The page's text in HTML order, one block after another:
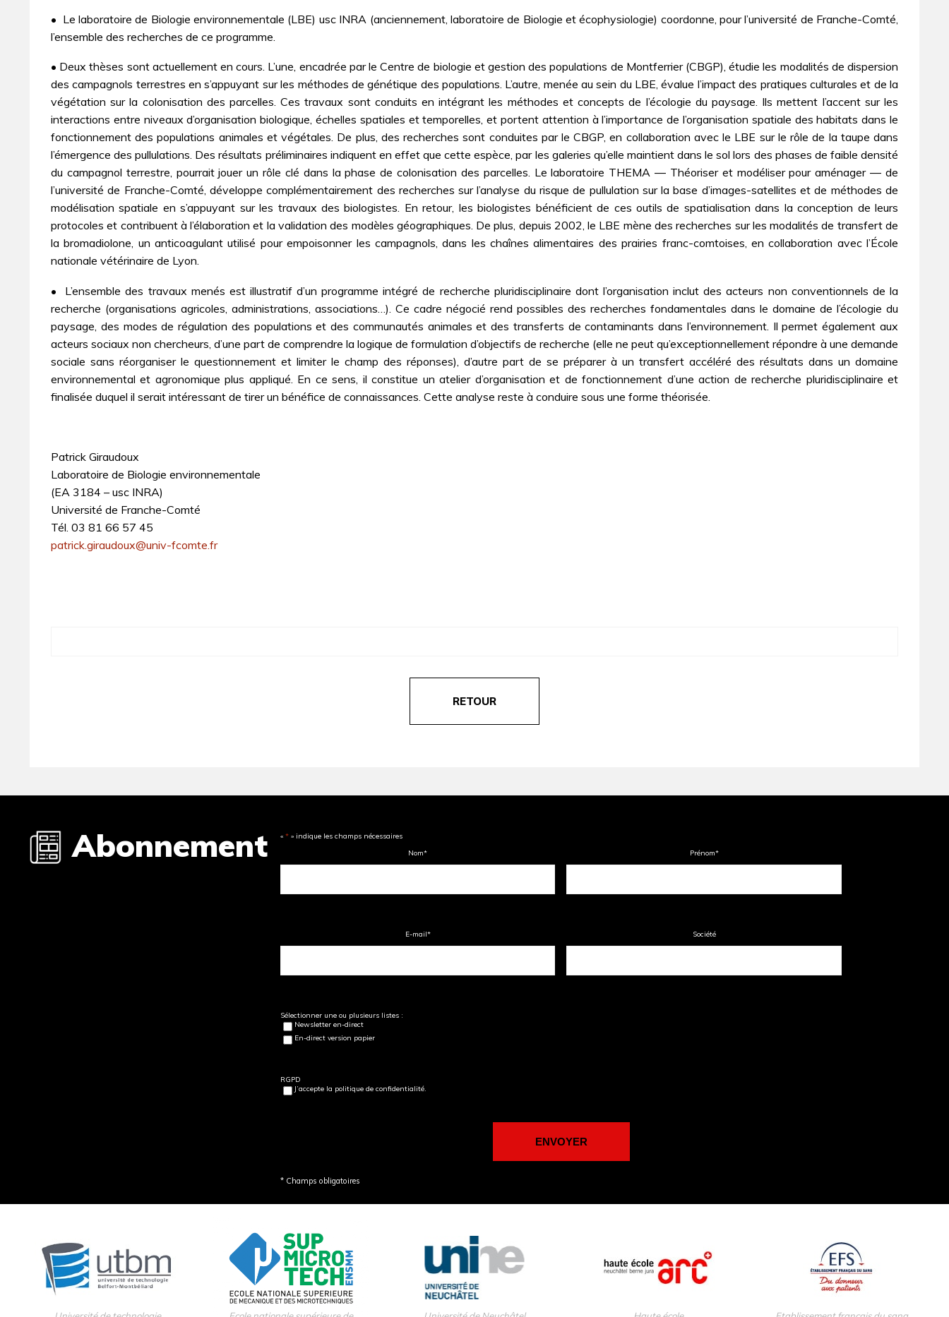
• Le laboratoire de Biologie environnementale (LBE) usc INRA (anciennement, laboratoire de Biologie et écophysiologie) coordonne, pour l’université de Franche-Comté,
l’ensemble des recherches de ce programme.
• Deux thèses sont actuellement en cours. L’une, encadrée par le Centre de biologie et gestion des populations de Montferrier (CBGP), étudie les modalités de dispersion
des campagnols terrestres en s’appuyant sur les méthodes de génétique des populations. L’autre, menée au sein du LBE, évalue l’impact des pratiques culturales et de la
végétation sur la colonisation des parcelles. Ces travaux sont conduits en intégrant les méthodes et concepts de l’écologie du paysage. Ils mettent l’accent sur les
interactions entre niveaux d’organisation biologique, échelles spatiales et temporelles, et portent attention à l’importance de l’organisation spatiale des habitats dans le
fonctionnement des populations animales et végétales. De plus, des recherches sont conduites par le CBGP, en collaboration avec le LBE sur le rôle de la taupe dans
l’émergence des pullulations. Des résultats préliminaires indiquent en effet que cette espèce, par les galeries qu’elle maintient dans le sol lors des phases de faible densité
du campagnol terrestre, pourrait jouer un rôle clé dans la phase de colonisation des parcelles. Le laboratoire THEMA ― Théoriser et modéliser pour aménager ― de
l’université de Franche-Comté, développe complémentairement des recherches sur l’analyse du risque de pullulation sur la base d’images-satellites et de méthodes de
modélisation spatiale en s’appuyant sur les travaux des biologistes. En retour, les biologistes bénéficient de ces outils de spatialisation dans la conception de leurs
protocoles et contribuent à l’élaboration et la validation des modèles géographiques. De plus, depuis 2002, le LBE mène des recherches sur les modalités de transfert de
la bromadiolone, un anticoagulant utilisé pour empoisonner les campagnols, dans les chaînes alimentaires des prairies franc-comtoises, en collaboration avec l’École
nationale vétérinaire de Lyon.
• L’ensemble des travaux menés est illustratif d’un programme intégré de recherche pluridisciplinaire dont l’organisation inclut des acteurs non conventionnels de la
recherche (organisations agricoles, administrations, associations…). Ce cadre négocié rend possibles des recherches fondamentales dans le domaine de l’écologie du
paysage, des modes de régulation des populations et des communautés animales et des transferts de contaminants dans l’environnement. Il permet également aux
acteurs sociaux non chercheurs, d’une part de comprendre la logique de formulation d’objectifs de recherche (elle ne peut qu’exceptionnellement répondre à une demande
sociale sans réorganiser le questionnement et limiter le champ des réponses), d’autre part de se préparer à un transfert accéléré des résultats dans un domaine
environnemental et agronomique plus appliqué. En ce sens, il constitue un atelier d’organisation et de fonctionnement d’une action de recherche pluridisciplinaire et
finalisée duquel il serait intéressant de tirer un bénéfice de connaissances. Cette analyse reste à conduire sous une forme théorisée.
Patrick Giraudoux
Laboratoire de Biologie environnementale
(EA 3184 – usc INRA)
Université de Franche-Comté
Tél. 03 81 66 57 45
patrick.giraudoux@univ-fcomte.fr
RETOUR
Abonnement « * » indique les champs nécessaires
Nom* Prénom*
E-mail* Société
Sélectionner une ou plusieurs listes :
Newsletter en-direct
En-direct version papier
RGPD
J’accepte la politique de confidentialité.
* Champs obligatoires